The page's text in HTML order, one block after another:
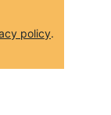
policy.